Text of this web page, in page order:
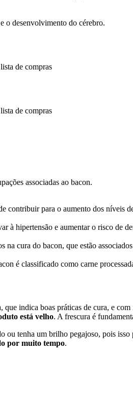
o desenvolvimento do cérebro.
de compras
de compras
associadas ao bacon.
contribuir para o aumento dos níveis
à hipertensão e aumentar o risco de
na cura do bacon, que estão
é classificado como carne
indica boas práticas de cura, e
está velho. A frescura é
ou tenha um brilho pegajoso, pois
por muito tempo.